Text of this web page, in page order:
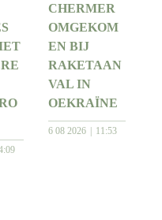
CHERMER
OMGEKOM
EN BIJ
RAKETAAN
VAL IN
OEKRAÏNE
6 08 2026 11:53